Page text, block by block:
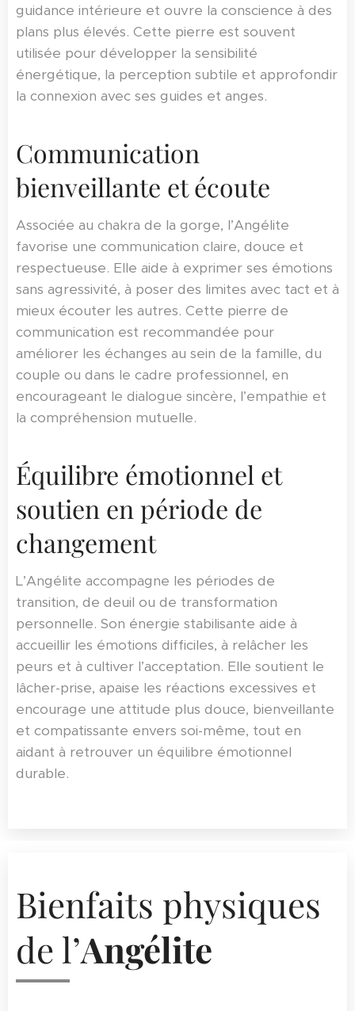
guidance intérieure et ouvre la conscience à des
plans plus élevés. Cette pierre est souvent
utilisée pour développer la sensibilité
énergétique, la perception subtile et approfondir
la connexion avec ses guides et anges.
Communication
bienveillante et écoute
Associée au chakra de la gorge, l’Angélite
favorise une communication claire, douce et
respectueuse. Elle aide à exprimer ses émotions
sans agressivité, à poser des limites avec tact et à
mieux écouter les autres. Cette pierre de
communication est recommandée pour
améliorer les échanges au sein de la famille, du
couple ou dans le cadre professionnel, en
encourageant le dialogue sincère, l’empathie et
la compréhension mutuelle.
Équilibre émotionnel et
soutien en période de
changement
L’Angélite accompagne les périodes de
transition, de deuil ou de transformation
personnelle. Son énergie stabilisante aide à
accueillir les émotions difficiles, à relâcher les
peurs et à cultiver l’acceptation. Elle soutient le
lâcher-prise, apaise les réactions excessives et
encourage une attitude plus douce, bienveillante
et compatissante envers soi-même, tout en
aidant à retrouver un équilibre émotionnel
durable.
Bienfaits physiques
de l’Angélite